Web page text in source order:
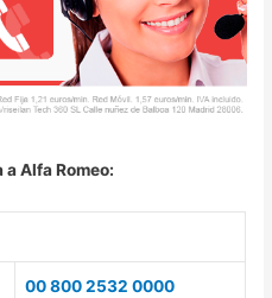
a Alfa Romeo:
00 800 2532 0000